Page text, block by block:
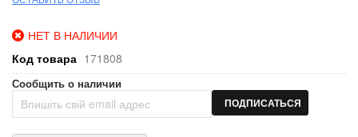
НЕТ В НАЛИЧИИ
Код товара 171808
Сообщить о наличии
ПОДПИСАТЬСЯ